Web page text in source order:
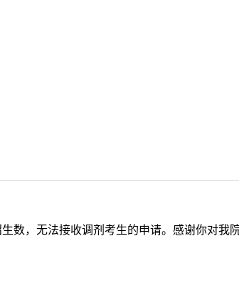
数，无法接收调剂考生的申请。感谢你对我